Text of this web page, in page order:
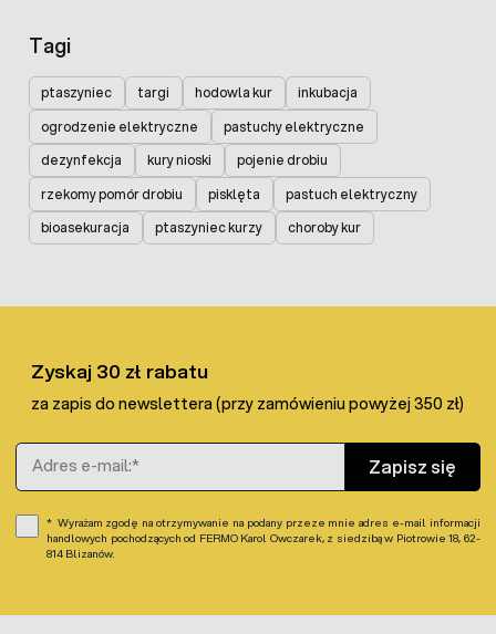
Tagi
ptaszyniec targi hodowla kur
inkubacja
ogrodzenie elektryczne
pastuchy elektryczne
dezynfekcja
kury nioski
pojenie drobiu
rzekomy pomór drobiu
pisklęta
pastuch elektryczny
bioasekuracja
ptaszyniec kurzy choroby kur
Zyskaj 30 zł rabatu
za zapis do newslettera (przy zamówieniu powyżej 350 zł)
Adres e-mail
Zapisz się
Wyrażam zgodę na otrzymywanie na podany przeze mnie adres e-mail informacji
handlowych pochodzących od FERMO Karol Owczarek, z siedzibą w Piotrowie 18, 62-
814 Blizanów.